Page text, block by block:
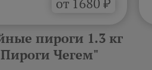
пироги 1.3 кг
Чегем"